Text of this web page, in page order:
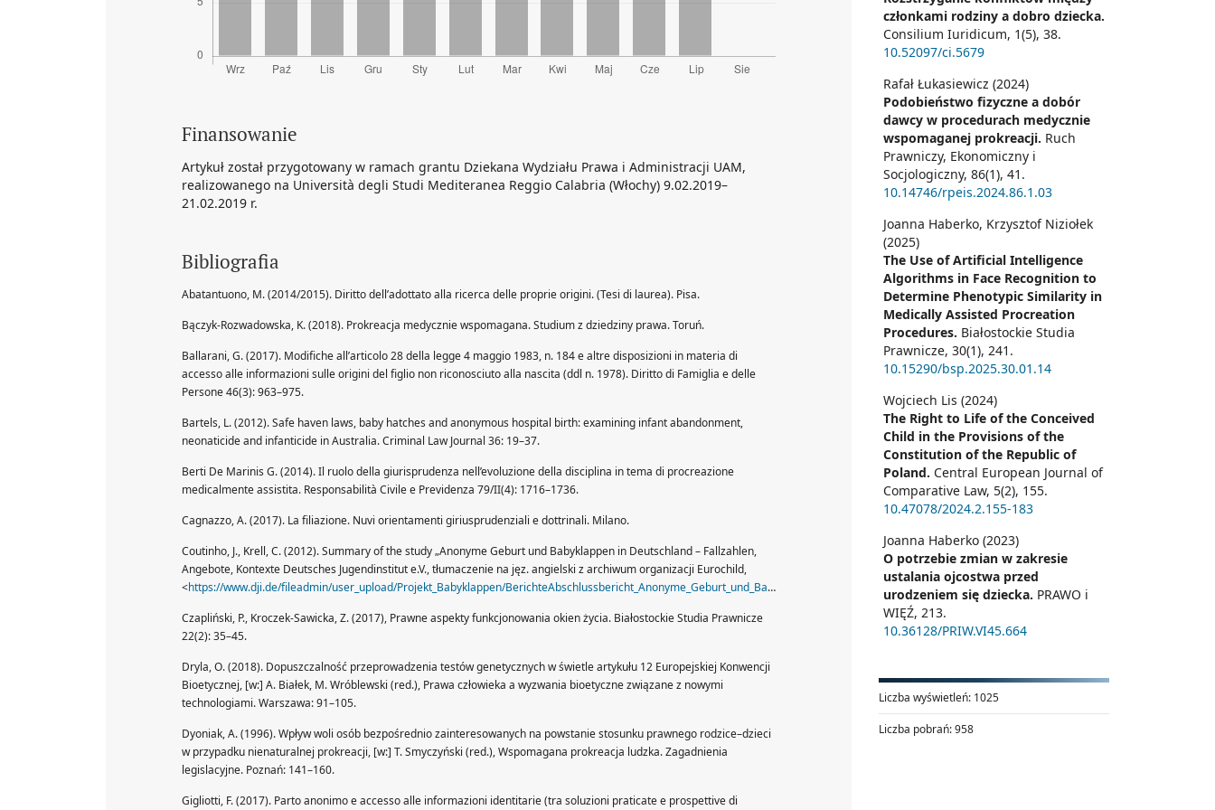
członkami rodziny a dobro dziecka.
Consilium Iuridicum, 1(5), 38.
10.52097/ci.5679
Rafał Łukasiewicz (2024)
Podobieństwo fizyczne a dobór
dawcy w procedurach medycznie
wspomaganej prokreacji. Ruch
Prawniczy, Ekonomiczny i
Socjologiczny, 86(1), 41.
10.14746/rpeis.2024.86.1.03
Joanna Haberko, Krzysztof Niziołek
(2025)
The Use of Artificial Intelligence
Algorithms in Face Recognition to
Determine Phenotypic Similarity in
Medically Assisted Procreation
Procedures. Białostockie Studia
Prawnicze, 30(1), 241.
10.15290/bsp.2025.30.01.14
Wojciech Lis (2024)
The Right to Life of the Conceived
Child in the Provisions of the
Constitution of the Republic of
Poland. Central European Journal of
Comparative Law, 5(2), 155.
10.47078/2024.2.155-183
Joanna Haberko (2023)
O potrzebie zmian w zakresie
ustalania ojcostwa przed
urodzeniem się dziecka. PRAWO i
WIĘŹ, 213.
10.36128/PRIW.VI45.664
Liczba wyświetleń: 1025
Liczba pobrań:958
Finansowanie
Artykuł został przygotowany w ramach grantu Dziekana Wydziału Prawa i Administracji UAM,
realizowanego na Università degli Studi Mediteranea Reggio Calabria (Włochy) 9.02.2019–
21.02.2019 r.
Bibliografia
Abatantuono, M. (2014/2015). Diritto dell’adottato alla ricerca delle proprie origini. (Tesi di laurea). Pisa.
Bączyk-Rozwadowska, K. (2018). Prokreacja medycznie wspomagana. Studium z dziedziny prawa. Toruń.
Ballarani, G. (2017). Modifiche all’articolo 28 della legge 4 maggio 1983, n. 184 e altre disposizioni in materia di
accesso alle informazioni sulle origini del figlio non riconosciuto alla nascita (ddl n. 1978). Diritto di Famiglia e delle
Persone 46(3): 963–975.
Bartels, L. (2012). Safe haven laws, baby hatches and anonymous hospital birth: examining infant abandonment,
neonaticide and infanticide in Australia. Criminal Law Journal 36: 19–37.
Berti De Marinis G. (2014). Il ruolo della giurisprudenza nell’evoluzione della disciplina in tema di procreazione
medicalmente assistita. Responsabilità Civile e Previdenza 79/II(4): 1716–1736.
Cagnazzo, A. (2017). La filiazione. Nuvi orientamenti giriusprudenziali e dottrinali. Milano.
Coutinho, J., Krell, C. (2012). Summary of the study „Anonyme Geburt und Babyklappen in Deutschland – Fallzahlen,
Angebote, Kontexte Deutsches Jugendinstitut e.V., tłumaczenie na jęz. angielski z archiwum organizacji Eurochild,
<https://www.dji.de/fileadmin/user_upload/Projekt_Babyklappen/BerichteAbschlussbericht_Anonyme_Geburt_und_Babyklappen.pdf
Czapliński, P., Kroczek-Sawicka, Z. (2017), Prawne aspekty funkcjonowania okien życia. Białostockie Studia Prawnicze
22(2): 35–45.
Dryla, O. (2018). Dopuszczalność przeprowadzenia testów genetycznych w świetle artykułu 12 Europejskiej Konwencji
Bioetycznej, [w:] A. Białek, M. Wróblewski (red.), Prawa człowieka a wyzwania bioetyczne związane z nowymi
technologiami. Warszawa: 91–105.
Dyoniak, A. (1996). Wpływ woli osób bezpośrednio zainteresowanych na powstanie stosunku prawnego rodzice–dzieci
w przypadku nienaturalnej prokreacji, [w:] T. Smyczyński (red.), Wspomagana prokreacja ludzka. Zagadnienia
legislacyjne. Poznań: 141–160.
Gigliotti, F. (2017). Parto anonimo e accesso alle informazioni identitarie (tra soluzioni praticate e prospettive di